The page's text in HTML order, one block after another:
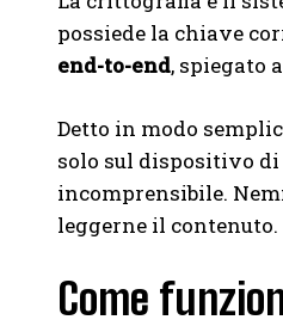
possiede la chiave
end-to-end, spiegato
Detto in modo
solo sul dispositivo di
incomprensibile.
leggerne il contenuto.
Come